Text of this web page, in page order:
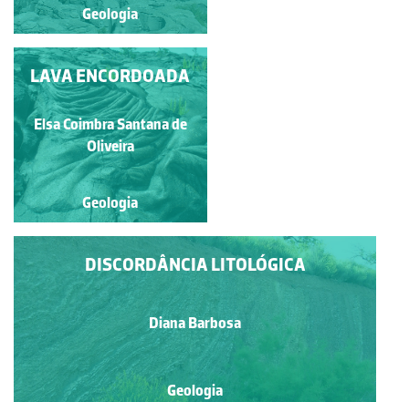
Geologia
Geologia
GRANITO DE
LAVADORES
Diana Barbosa
Geologia
LAVA ENCORDOADA
Elsa Coimbra Santana de
Oliveira
Geologia
DISCORDÂNCIA LITOLÓGICA
Diana Barbosa
Geologia